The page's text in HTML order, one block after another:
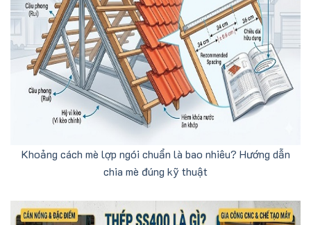
Khoảng cách mè lợp ngói chuẩn là bao nhiêu? Hướng dẫn
chia mè đúng kỹ thuật